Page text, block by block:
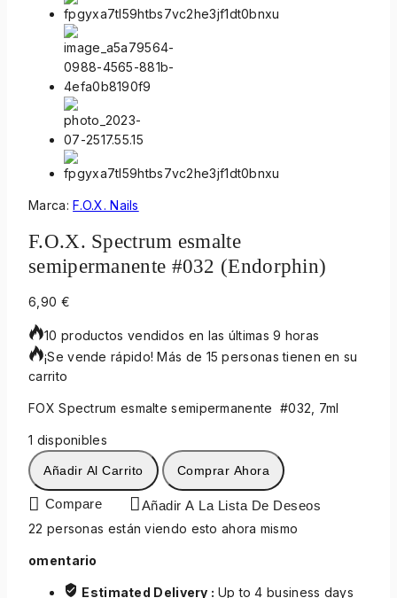
Marca:F.O.X. Nails
F.O.X. Spectrum esmalte
semipermanente #032 (Endorphin)
6,90 €
10 productos vendidos en las últimas 9 horas
¡Se vende rápido! Más de 15 personas tienen en su
carrito
FOX Spectrum esmalte semipermanente #032, 7ml
1 disponibles
Añadir Al Carrito Comprar Ahora
Compare
Añadir A La Lista De Deseos
22 personas están viendo esto ahora mismo
omentario
Estimated Delivery : Up to 4 business days